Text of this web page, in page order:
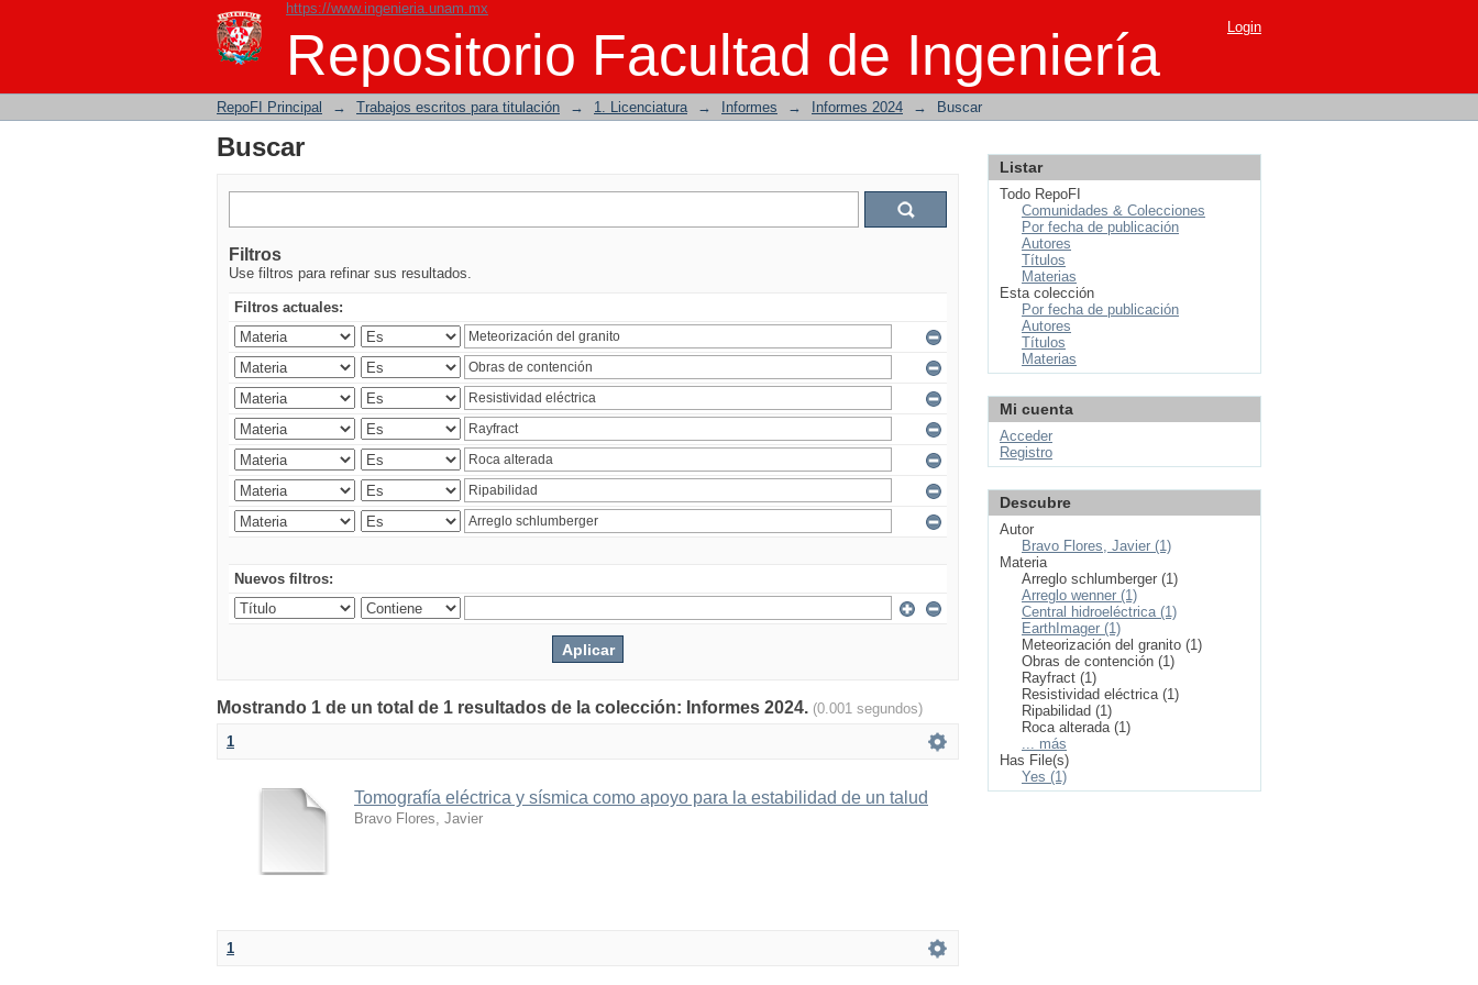
https://www.ingenieria.unam.mx
Repositorio Facultad de Ingeniería
Buscar Login
RepoFI Principal → Trabajos escritos para titulación → 1. Licenciatura → Informes → Informes 2024 → Buscar
Buscar
Filtros
Use filtros para refinar sus resultados.
Filtros actuales:
Nuevos filtros:
Mostrando 1 de un total de 1 resultados de la colección: Informes 2024. (0.001 segundos)
1
Tomografía eléctrica y sísmica como apoyo para la estabilidad de un talud
Bravo Flores, Javier
1
Listar
Todo RepoFI
Comunidades & Colecciones
Por fecha de publicación
Autores
Títulos
Materias
Esta colección
Por fecha de publicación
Autores
Títulos
Materias
Mi cuenta
Acceder
Registro
Descubre
Autor
Bravo Flores, Javier (1)
Materia
Arreglo schlumberger (1)
Arreglo wenner (1)
Central hidroeléctrica (1)
EarthImager (1)
Meteorización del granito (1)
Obras de contención (1)
Rayfract (1)
Resistividad eléctrica (1)
Ripabilidad (1)
Roca alterada (1)
... más
Has File(s)
Yes (1)